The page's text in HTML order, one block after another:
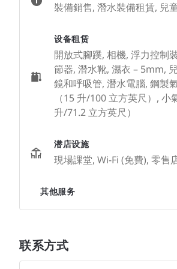
裝備銷售, 潛水裝備租賃, 兒
设备租赁
開放式腳蹼, 相機, 浮力控制
節器, 潛水靴, 濕衣 – 5mm,
鏡和呼吸管, 潛水電腦, 鋼製
（15 升/100 立方英尺）, 小
升/71.2 立方英尺）
潜店设施
現場課堂, Wi-Fi (免費), 零售
其他服务
联系方式